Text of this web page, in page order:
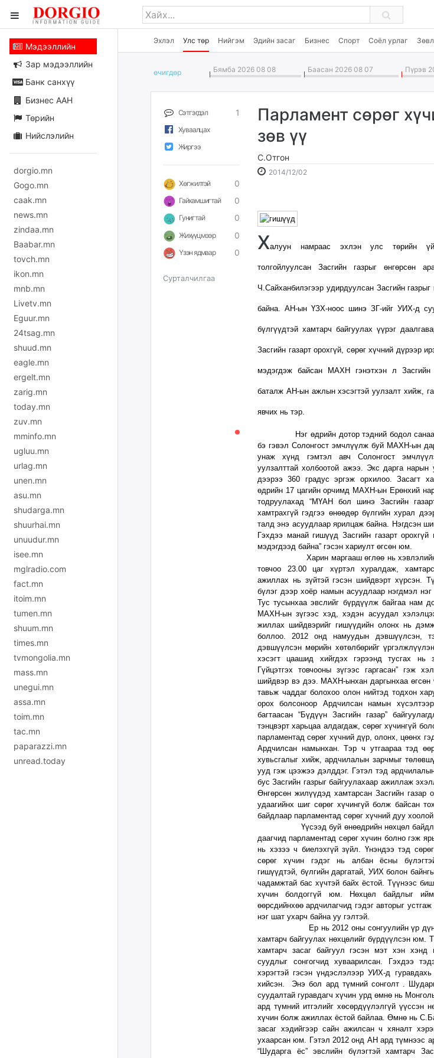
Эхлэл Улс төр Нийгэм Эдийн засаг Бизнес Спорт Соёл урлаг
Мэдээллийн
Зар мэдээллийн
Банк санхүү
Бизнес ААН
Төрийн
Нийслэлийн
dorgio.mn
Gogo.mn
caak.mn
news.mn
zindaa.mn
Baabar.mn
tovch.mn
ikon.mn
mnb.mn
Livetv.mn
Eguur.mn
24tsag.mn
shuud.mn
eagle.mn
ergelt.mn
zarig.mn
today.mn
zuv.mn
mminfo.mn
ugluu.mn
urlag.mn
unen.mn
asu.mn
shudarga.mn
shuurhai.mn
unuudur.mn
isee.mn
mglradio.com
fact.mn
itoim.mn
tumen.mn
shuum.mn
times.mn
tvmongolia.mn
mass.mn
unegui.mn
assa.mn
toim.mn
tac.mn
paparazzi.mn
unread.today
өчигдѳр Бямба 2026 08 08 Баасан 2026 08 07 Пүрэв
Сэтгэгдэл 1
Хуваалцах
Жиргээ
Хөгжилтэй 0
Гайхамшигтай 0
Гунигтай 0
Жихүүцмээр 0
Үзэн ядмаар 0
Сурталчилгаа
Парламент сөрөг
зөв үү
С.Отгон
2014/12/02
Xалуун намраас эхлэн улс төрийн
толгойлуулсан Засгийн газрыг өнгөрсөн
Ч.Сайханбилэгээр удирдуулсан Засгийн
байна. АН-ын ҮЗХ-ноос шинэ ЗГ-ийг УИХ-д
бүлгүүдтэй хамтарч байгуулах үүрэг
Засгийн газарт орохгүй, сөрөг хүчний дүрээр
мэдэгдэж байсан МАХН гэнэтхэн л Засгийн
баталж АН-ын ажлын хэсэгтэй уулзалт хийж,
явчих нь тэр.
Нэг өдрийн дотор тэдний бодол санааг
бэ гэвэл Солонгост эмчлүүлж буй МАХН-ын
унаж хүнд гэмтэл авч Солонгост
уулзалттай холбоотой ажээ. Экс дарга
дээрээ 360 градус эргэж орхилоо. Засагт
өдрийн 17 цагийн орчимд МАХН-ын Ерөнхий
тодруулахад “МҮАН бол шинэ Засгийн
хамтрахгүй гэдгээ өнөөдөр бүлгийн хурал
талд энэ асуудлаар ярилцаж байна. Нэгдсэн
Гэхдээ манай гишүүд Засгийн газарт орохгүй
мэдэгдээд байна” гэсэн хариулт өгсөн юм.
Харин маргааш өглөө нь
товчоо 23.00 цаг хүртэл хуралдаж,
ажиллах нь зүйтэй гэсэн шийдвэрт хүрсэн.
бүлэг дээр хоёр намын асуудлаар нэгдмэл
Тус тусынхаа эвслийг бүрдүүлж байгаа нам
МАХН-ын зүгээс хэд, хэдэн асуудал
жиллах шийдвэрийг гишүүдийн олонх нь
боллоо. 2012 онд намуудын дэвшүүлсэн,
дэвшүүлсэн мөрийн хөтөлбөрийг
хэсэгт цаашид хийгдэх гэрээнд тусгах нь
Гүйцэтгэх товчооны зүгээс гаргасан” гэж
шийдвэр вэ дээ. МАХН-ынхан даргынхаа өгсөн
тавьж чаддаг болохоо олон нийтэд тодхон
орох болсоноор Ардчилсан намын
багтаасан “Бүдүүн Засгийн газар”
тэнцвэрт харьцаа алдагдаж, сөрөг хүчингүй
парламентад сөрөг хүчний дүр, олонх, цөөнх
Ардчилсан намынхан. Тэр ч утгаараа тэд
хувьсгалыг хийж, ардчилалын зарчмыг
ууд гэж цээжээ дэлддэг. Гэтэл тэд
бус Засгийн газрыг байгуулахаар ажиллаж
Өнгөрсөн жилүүдэд хамтарсан Засгийн газар
удаагийнх шиг сөрөг хүчингүй болж байсан
байдлаар парламентад сөрөг хүчний дуу
Үүсээд буй өнөөдрийн нөхцөл байдлын
даагчид парламентад сөрөг хүчин болно гэж
нь хэзээ ч биелэхгүй зүйл. Үнэндээ тэд
сөрөг хүчин гэдэг нь албан ёсны
гишүүдтэй, бүлгийн даргатай, УИХ болон
чадамжтай бас хүчтэй байх ёстой. Түүнээс
хүчин болдоггүй юм. Нөхцөл байдлыг
өөрсдийнхөө ардчилагчид гэдэг авторыг
нэг шат ухарч байна уу гэлтэй.
Ер нь 2012 оны сонгуулийн үр дүнг
хамтарч байгуулах нөхцөлийг бүрдүүлсэн
хамтарч засаг байгуул гэсэн мэт хэн хэнд
суудлыг сонгогчид хуваарилсан. Гэхдээ
хэрэгтэй гэсэн үндэслэлээр УИХ-д
хийсэн. Энэ бол ард түмний сонголт .
суудалтай гуравдагч хүчин урд өмнө нь
ард түмний итгэлийг хөсөрдүүлэлгүй үүссэн
хүчин болж ажиллах ёстой байлаа. Өмнө нь
засаг хэдийгээр сайн ажилсан ч хяналт
ухаарсан юм. Гэтэл 2012 онд АН ард түмнээс
“Шударга ёс” эвслийн бүлэгтэй хамтарч